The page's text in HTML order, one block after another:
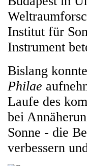
Institut für
Instrument
Bislang
Philae
Laufe des
bei
Sonne - die
verbessern